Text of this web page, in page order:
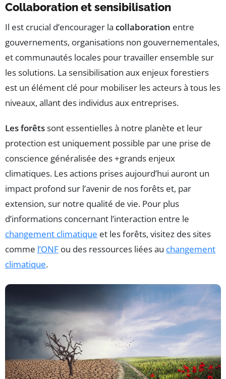
Collaboration et sensibilisation
Il est crucial d’encourager la collaboration entre
gouvernements, organisations non gouvernementales,
et communautés locales pour travailler ensemble sur
les solutions. La sensibilisation aux enjeux forestiers
est un élément clé pour mobiliser les acteurs à tous les
niveaux, allant des individus aux entreprises.
Les forêtssont essentielles à notre planète et leur
protection est uniquement possible par une prise de
conscience généralisée des +grands enjeux
climatiques. Les actions prises aujourd’hui auront un
impact profond sur l’avenir de nos forêts et, par
extension, sur notre qualité de vie. Pour plus
d’informations concernant l’interaction entre le
changement climatique et les forêts, visitez des sites
comme l’ONF ou des ressources liées au changement
climatique.